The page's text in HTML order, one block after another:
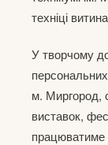
техніці
У творчому
м. Миргород,
виставок,
працюватиме